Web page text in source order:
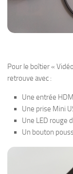
Pour le boîtier «
retrouve avec :
Une entrée
Une prise Mini
Une LED rouge
Un bouton